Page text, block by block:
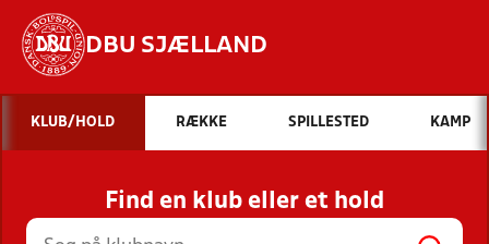
DBU SJÆLLAND
Hvad vil du søge efter?
INDHOLD OG NYHEDER
STILLINGER, RESULTATER, KLUBBER OG
HOLD
KLUB/HOLD RÆKKE SPILLESTED KAMP
Find en klub eller et hold